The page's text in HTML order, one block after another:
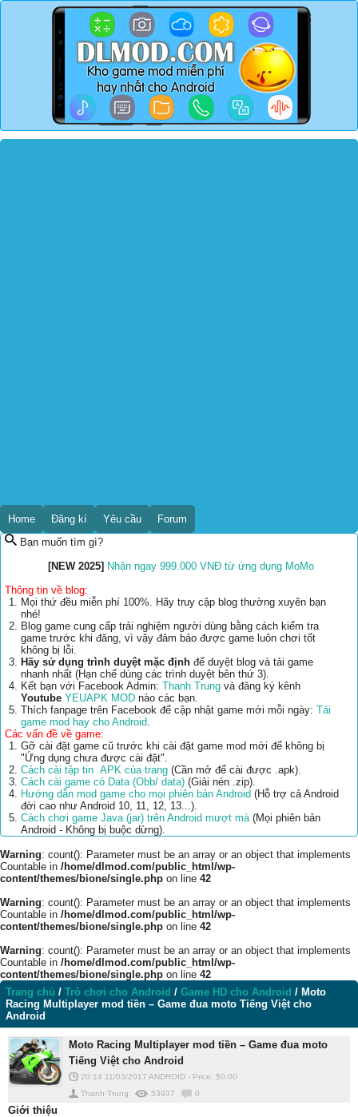
Home Đăng kí Yêu cầu
Forum
Bạn muốn tìm gì?
[NEW 2025] Nhận ngay 999.000 VNĐ từ ứng dụng MoMo
Thông tin về blog:
Mọi thứ đều miễn phí 100%. Hãy truy cập blog thường xuyên bạn
nhé!
Blog game cung cấp trải nghiệm người dùng bằng cách kiểm tra
game trước khi đăng, vì vậy đảm bảo được game luôn chơi tốt
không bị lỗi.
Hãy sử dụng trình duyệt mặc định để duyệt blog và tải game
nhanh nhất (Hạn chế dùng các trình duyệt bên thứ 3).
Kết bạn với Facebook Admin: Thanh Trung và đăng ký kênh
Youtube YEUAPK MOD nào các bạn.
Thích fanpage trên Facebook để cập nhật game mới mỗi ngày: Tải
game mod hay cho Android.
Các vấn đề về game:
Gỡ cài đặt game cũ trước khi cài đặt game mod mới để không bị
"Ứng dụng chưa được cài đặt".
Cách cài tập tin .APK của trang (Cần mở để cài được .apk).
Cách cài game có Data (Obb/ data) (Giải nén .zip).
Hướng dẫn mod game cho mọi phiên bản Android (Hỗ trợ cả Android
đời cao như Android 10, 11, 12, 13...).
Cách chơi game Java (jar) trên Android mượt mà(Mọi phiên bản
Android - Không bị buộc dừng).
Warning: count(): Parameter must be an array or an object that implements
Countable in /home/dlmod.com/public_html/wp-
content/themes/bione/single.php on line 42
Warning: count(): Parameter must be an array or an object that implements
Countable in /home/dlmod.com/public_html/wp-
content/themes/bione/single.php on line 42
Warning: count(): Parameter must be an array or an object that implements
Countable in /home/dlmod.com/public_html/wp-
content/themes/bione/single.php on line 42
Trang chủ / Trò chơi cho Android / Game HD cho Android / Moto
Racing Multiplayer mod tiền – Game đua moto Tiếng Việt cho
Android
Moto Racing Multiplayer mod tiền – Game đua moto
Tiếng Việt cho Android
20:14 11/03/2017 ANDROID - Price: $0.00
Thanh Trung
53937 0
Giới thiệu